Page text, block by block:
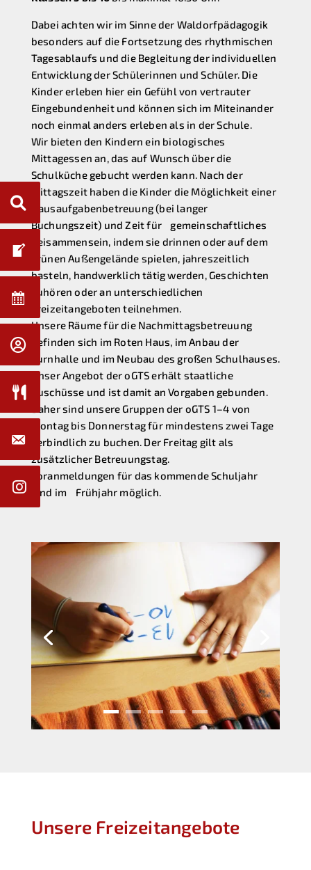
Dabei achten wir im Sinne der Waldorfpädagogik
besonders auf die Fortsetzung des rhythmischen
Tagesablaufs und die Begleitung der individuellen
Entwicklung der Schülerinnen und Schüler. Die
Kinder erleben hier ein Gefühl von vertrauter
Eingebundenheit und können sich im Miteinander
noch einmal anders erleben als in der Schule.
Wir bieten den Kindern ein biologisches
Mittagessen an, das auf Wunsch über die
Schulküche gebucht werden kann. Nach der
Mittagszeit haben die Kinder die Möglichkeit einer
Hausaufgabenbetreuung (bei langer
Buchungszeit) und Zeit für gemeinschaftliches
Beisammensein, indem sie drinnen oder auf dem
grünen Außengelände spielen, jahreszeitlich
basteln, handwerklich tätig werden, Geschichten
zuhören oder an unterschiedlichen
Freizeitangeboten teilnehmen.
Unsere Räume für die Nachmittagsbetreuung
befinden sich im Roten Haus, im Anbau der
Turnhalle und im Neubau des großen Schulhauses.
Unser Angebot der oGTS erhält staatliche
Zuschüsse und ist damit an Vorgaben gebunden.
Daher sind unsere Gruppen der oGTS 1–4 von
Montag bis Donnerstag für mindestens zwei Tage
verbindlich zu buchen. Der Freitag gilt als
zusätzlicher Betreuungstag.
Voranmeldungen für das kommende Schuljahr
sind im Frühjahr möglich.
Unsere Freizeitangebote